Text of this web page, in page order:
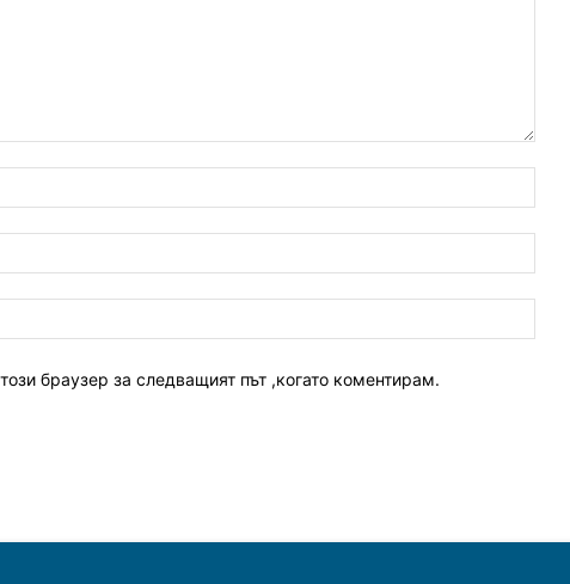
браузер за следващият път ,когато коментирам.